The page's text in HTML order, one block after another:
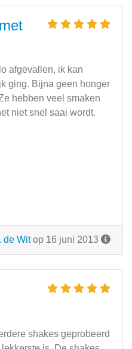
afgevallen, ik kan
ging. Bijna geen honger
hebben veel smaken
niet snel saai wordt.
de Witop 16 juni 2013
shakes geprobeerd